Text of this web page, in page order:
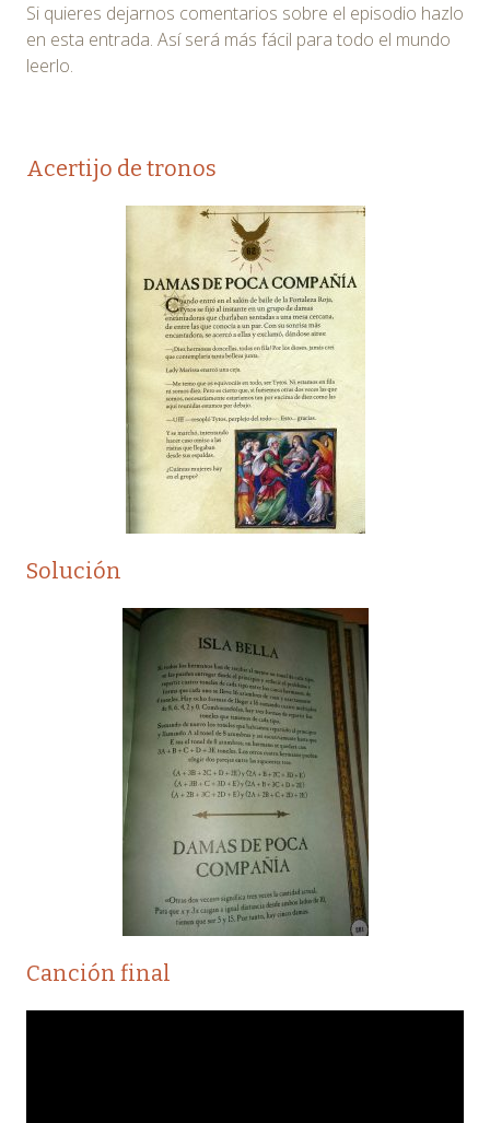
Si quieres dejarnos comentarios sobre el episodio hazlo
en esta entrada. Así será más fácil para todo el mundo
leerlo.
Acertijo de tronos
Solución
Canción final